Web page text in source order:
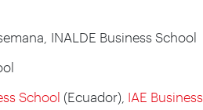
INALDE Business School
School (Ecuador), IAE